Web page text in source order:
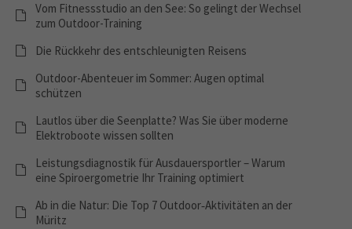
Vom Fitnessstudio an den See: So gelingt der Wechsel
zum Outdoor-Training
Die Rückkehr des entschleunigten Reisens
Outdoor-Abenteuer im Sommer: Augen optimal
schützen
Lautlos über die Seenplatte? Was Sie über moderne
Elektroboote wissen sollten
Leistungsdiagnostik für Ausdauersportler – Warum
eine Spiroergometrie Ihr Training optimiert
Ab in die Natur: Die Top 7 Outdoor‑Aktivitäten an der
Müritz